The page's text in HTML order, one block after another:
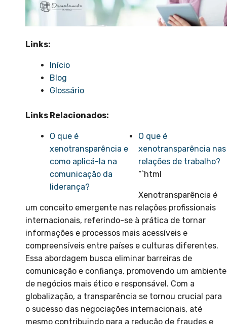
Links:
Início
Blog
Glossário
Links Relacionados:
O que é
xenotransparência e
como aplicá-la na
comunicação da
liderança?
O que é
xenotransparência nas
relações de trabalho?
“`html
Xenotransparência é
um conceito emergente nas relações profissionais
internacionais, referindo-se à prática de tornar
informações e processos mais acessíveis e
compreensíveis entre países e culturas diferentes.
Essa abordagem busca eliminar barreiras de
comunicação e confiança, promovendo um ambiente
de negócios mais ético e responsável. Com a
globalização, a transparência se tornou crucial para
o sucesso das negociações internacionais, até
mesmo contribuindo para a redução de fraudes e